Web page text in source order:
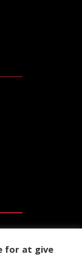
for at give